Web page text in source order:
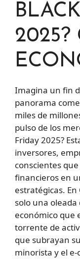
2025?
Imagina un fin
panorama
miles de
pulso de los
Friday 2025?
inversores,
conscientes
financieros en
estratégicas.
solo una
económico que
torrente de
que subrayan
minorista y el